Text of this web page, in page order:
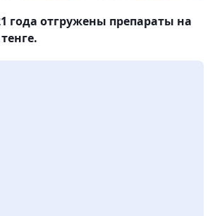
года отгружены препараты на